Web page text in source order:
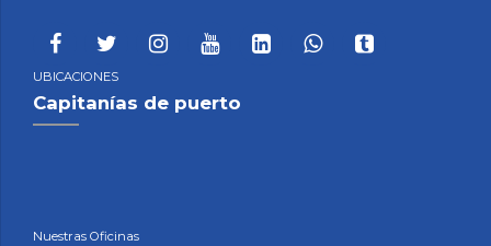
UBICACIONES
Capitanías de puerto
Nuestras Oficinas